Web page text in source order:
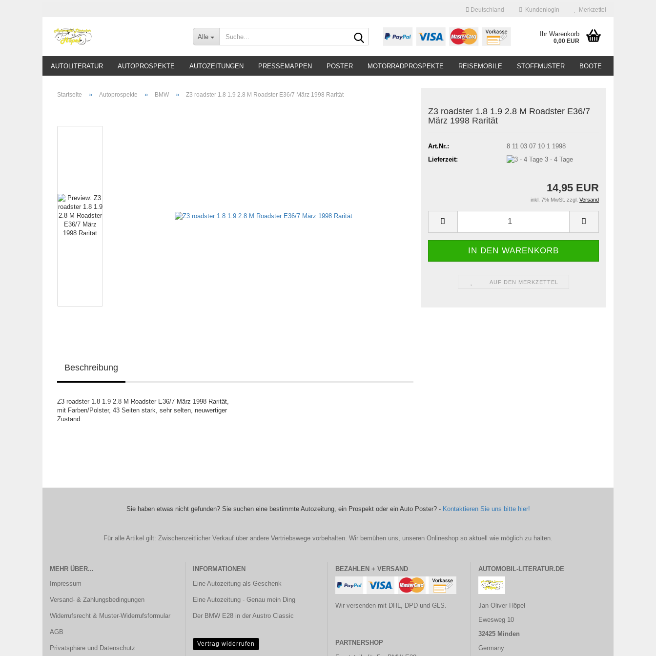
Deutschland Kundenlogin Merkzettel
Alle
Suche... Ihr Warenkorb
0,00 EUR
AUTOLITERATUR AUTOPROSPEKTE AUTOZEITUNGEN PRESSEMAPPEN POSTER MOTORRADPROSPEKTE REISEMOBILE STOFFMUSTER BOOTE
Startseite » Autoprospekte » BMW » Z3 roadster 1.8 1.9 2.8 M Roadster E36/7 März 1998 Rarität
Z3 roadster 1.8 1.9 2.8 M Roadster E36/7
März 1998 Rarität
Art.Nr.:
8 11 03 07 10 1 1998
Lieferzeit:
3 - 4 Tage
14,95 EUR
inkl. 7% MwSt. zzgl. Versand
AUF DEN MERKZETTEL
Beschreibung
Z3 roadster 1.8 1.9 2.8 M Roadster E36/7 März 1998 Rarität,
mit Farben/Polster, 43 Seiten stark, sehr selten, neuwertiger
Zustand.
Sie haben etwas nicht gefunden? Sie suchen eine bestimmte Autozeitung, ein Prospekt oder ein Auto Poster? - Kontaktieren Sie uns bitte hier!
Für alle Artikel gilt: Zwischenzeitlicher Verkauf über andere Vertriebswege vorbehalten. Wir bemühen uns, unseren Onlineshop so aktuell wie möglich zu halten.
MEHR ÜBER...
Impressum
Versand- & Zahlungsbedingungen
Widerrufsrecht & Muster-Widerrufsformular
AGB
Privatsphäre und Datenschutz
INFORMATIONEN
Eine Autozeitung als Geschenk
Eine Autozeitung - Genau mein Ding
Der BMW E28 in der Austro Classic
Vertrag widerrufen
BEZAHLEN + VERSAND
Wir versenden mit DHL, DPD und GLS.
PARTNERSHOP
AUTOMOBIL-LITERATUR.DE
Jan Oliver Höpel
Ewesweg 10
32425 Minden
Germany